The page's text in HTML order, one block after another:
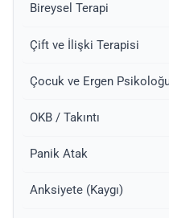
Bireysel Terapi
Çift ve İlişki Terapisi
Çocuk ve Ergen
OKB / Takıntı
Panik Atak
Anksiyete (Kaygı)